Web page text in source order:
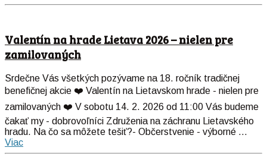
Valentín na hrade Lietava 2026 – nielen pre
zamilovaných
Srdečne Vás všetkých pozývame na 18. ročník tradičnej
benefičnej akcie ❤️ Valentín na Lietavskom hrade - nielen pre
zamilovaných ❤️ V sobotu 14. 2. 2026 od 11:00 Vás budeme
čakať my - dobrovoľníci Združenia na záchranu Lietavského
hradu. Na čo sa môžete tešiť?- Občerstvenie - výborné ...
Viac